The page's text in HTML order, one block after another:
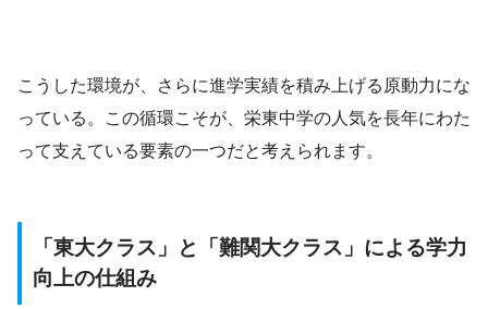
こうした環境が、さらに進学実績を積み上げる原動力にな
っている。この循環こそが、栄東中学の人気を長年にわた
って支えている要素の一つだと考えられます。
「東大クラス」と「難関大クラス」による学力
向上の仕組み